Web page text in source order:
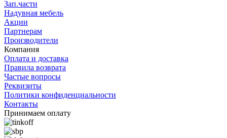
Зап.части
Надувная мебель
Акции
Партнерам
Производители
Компания
Оплата и доставка
Правила возврата
Частые вопросы
Реквизиты
Политики конфиденциальности
Контакты
Принимаем оплату